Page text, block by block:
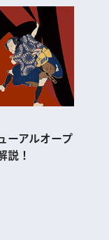
ドを表示
ーアルオープ
説！